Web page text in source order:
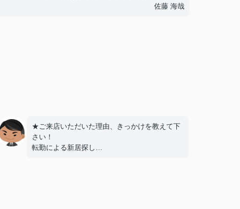
佐藤 海哉
★ご来店いただいた理由、きっかけを教えて下
さい！
転勤による新居探し